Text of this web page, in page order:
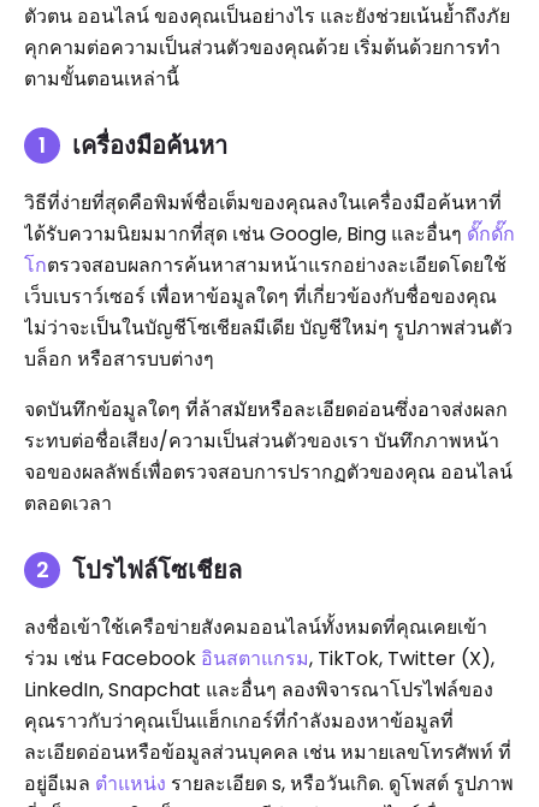
ตัวตน ออนไลน์ ของคุณเป็นอย่างไร และยังช่วยเน้นย้ำถึงภัย
คุกคามต่อความเป็นส่วนตัวของคุณด้วย เริ่มต้นด้วยการทำ
ตามขั้นตอนเหล่านี้
เครื่องมือค้นหา
วิธีที่ง่ายที่สุดคือพิมพ์ชื่อเต็มของคุณลงในเครื่องมือค้นหาที่
ได้รับความนิยมมากที่สุด เช่น Google, Bing และอื่นๆ ดั๊กดั๊ก
โกตรวจสอบผลการค้นหาสามหน้าแรกอย่างละเอียดโดยใช้
เว็บเบราว์เซอร์ เพื่อหาข้อมูลใดๆ ที่เกี่ยวข้องกับชื่อของคุณ
ไม่ว่าจะเป็นในบัญชีโซเชียลมีเดีย บัญชีใหม่ๆ รูปภาพส่วนตัว
บล็อก หรือสารบบต่างๆ
จดบันทึกข้อมูลใดๆ ที่ล้าสมัยหรือละเอียดอ่อนซึ่งอาจส่งผลก
ระทบต่อชื่อเสียง/ความเป็นส่วนตัวของเรา บันทึกภาพหน้า
จอของผลลัพธ์เพื่อตรวจสอบการปรากฏตัวของคุณ ออนไลน์
ตลอดเวลา
โปรไฟล์โซเชียล
ลงชื่อเข้าใช้เครือข่ายสังคมออนไลน์ทั้งหมดที่คุณเคยเข้า
ร่วม เช่น Facebook อินสตาแกรม, TikTok, Twitter (X),
LinkedIn, Snapchat และอื่นๆ ลองพิจารณาโปรไฟล์ของ
คุณราวกับว่าคุณเป็นแฮ็กเกอร์ที่กำลังมองหาข้อมูลที่
ละเอียดอ่อนหรือข้อมูลส่วนบุคคล เช่น หมายเลขโทรศัพท์ ที่
อยู่อีเมล ตำแหน่ง รายละเอียด s, หรือวันเกิด. ดูโพสต์ รูปภาพ